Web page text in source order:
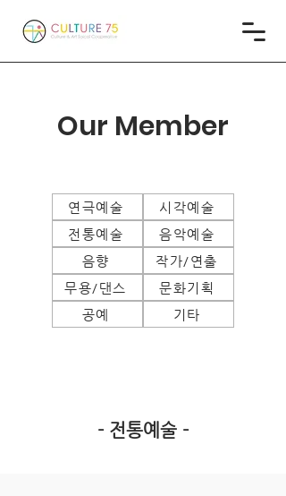
Our Member
연극예술
시각예술
전통예술
음악예술
음향
작가/연출
무용/댄스
문화기획
공예
기타
​- 전통예술 -